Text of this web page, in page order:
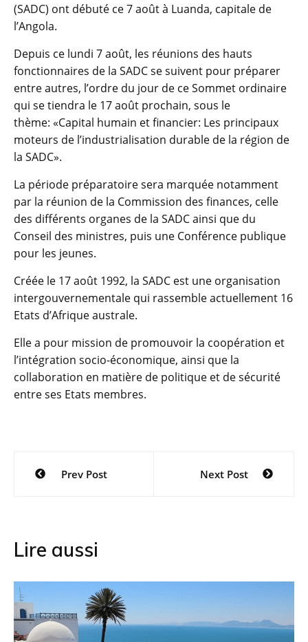
(SADC) ont débuté ce 7 août à Luanda, capitale de
l’Angola.
Depuis ce lundi 7 août, les réunions des hauts
fonctionnaires de la SADC se suivent pour préparer
entre autres, l’ordre du jour de ce Sommet ordinaire
qui se tiendra le 17 août prochain, sous le
thème: «Capital humain et financier: Les principaux
moteurs de l’industrialisation durable de la région de
la SADC».
La période préparatoire sera marquée notamment
par la réunion de la Commission des finances, celle
des différents organes de la SADC ainsi que du
Conseil des ministres, puis une Conférence publique
pour les jeunes.
Créée le 17 août 1992, la SADC est une organisation
intergouvernementale qui rassemble actuellement 16
Etats d’Afrique australe.
Elle a pour mission de promouvoir la coopération et
l’intégration socio-économique, ainsi que la
collaboration en matière de politique et de sécurité
entre ses Etats membres.
Navigation
Prev Post Next Post
Lire aussi